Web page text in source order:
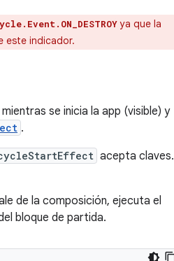
ya que la
este indicador.
se inicia la app (visible) y
.
acepta claves.
de la composición, ejecuta el
bloque de partida.